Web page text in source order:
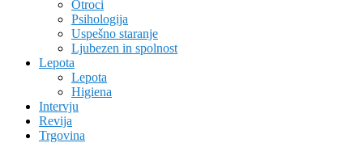
Otroci
Psihologija
Uspešno staranje
Ljubezen in spolnost
Lepota
Lepota
Higiena
Intervju
Revija
Trgovina